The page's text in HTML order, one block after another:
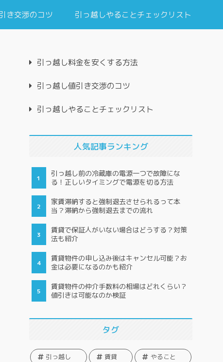
き交渉のコツ 引っ越しやることチェックリスト
引っ越し料金を安くする方法
引っ越し値引き交渉のコツ
引っ越しやることチェックリスト
人気記事ランキング
引っ越し前の冷蔵庫の電源一つで故障にな
る！正しいタイミングで電源を切る方法
家賃滞納すると強制退去させられるって本
当？滞納から強制退去までの流れ
賃貸で保証人がいない場合はどうする？対策
法も紹介
賃貸物件の申し込み後はキャンセル可能？お
金は必要になるのかも紹介
賃貸物件の仲介手数料の相場はどれくらい？
値引きは可能なのか検証
タグ
引っ越し 賃貸 やること